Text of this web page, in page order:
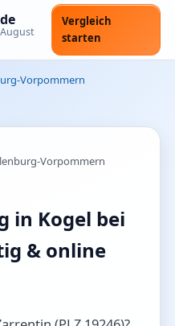
August
Vergleich
starten
Vorpommern
Vorpommern
in Kogel bei
& online